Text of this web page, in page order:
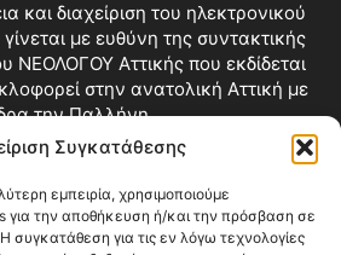
Συγκατάθεσης
εμπειρία, χρησιμοποιούμε
για την αποθήκευση ή/και την πρόσβαση σε
για τις εν λόγω τεχνολογίες
και διαχείριση του ηλεκτρονικού
με ευθύνη της συντακτικής
ΝΕΟΛΟΓΟΥ Αττικής που εκδίδεται
στην ανατολική Αττική με
την Παλλήνη.
info@neologosattikis.gr
ΜΑΣ